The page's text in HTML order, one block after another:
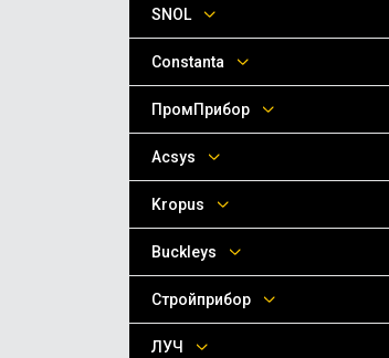
SNOL
Сonstanta
ПромПрибор
Acsys
Kropus
Buckleys
Стройприбор
ЛУЧ